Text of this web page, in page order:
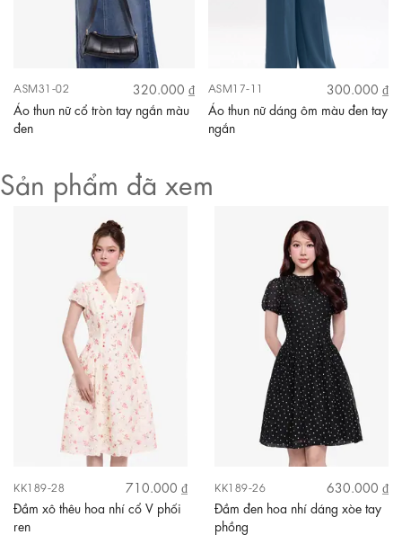
ASM31-02
320.000 ₫
Áo thun nữ cổ tròn tay ngắn màu
đen
ASM17-11
300.000 ₫
Áo thun nữ dáng ôm màu đen tay
ngắn
Sản phẩm đã xem
KK189-28
710.000 ₫
Đầm xô thêu hoa nhí cổ V phối
ren
KK189-26
630.000 ₫
Đầm đen hoa nhí dáng xòe tay
phồng